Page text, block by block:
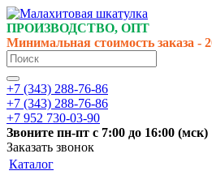
ПРОИЗВОДСТВО, ОПТ
Минимальная стоимость заказа -
+7 (343) 288-76-86
+7 (343) 288-76-86
+7 952 730-03-90
Звоните пн-пт с 7:00 до 16:00 (мск)
Заказать звонок
Каталог